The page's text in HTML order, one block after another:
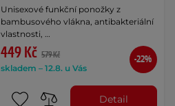
Unisexové funkční ponožky z
bambusového vlákna, antibakteriální
vlastnosti, …
449 Kč 579 Kč
skladem – 12.8. u Vás
-22%
Detail